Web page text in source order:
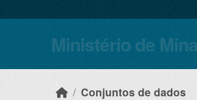
Ministério de
Conjuntos de dados